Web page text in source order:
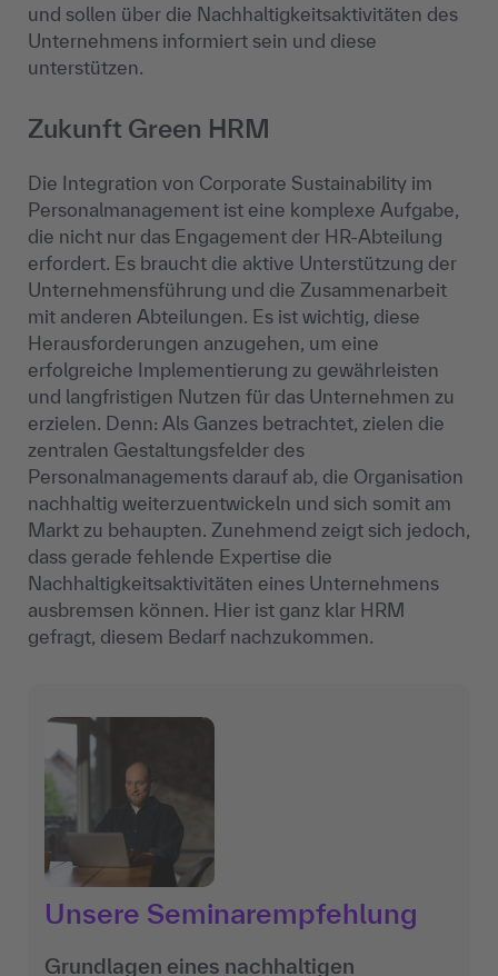
und sollen über die Nachhaltigkeitsaktivitäten des
Unternehmens informiert sein und diese
unterstützen.
Zukunft Green HRM
Die Integration von Corporate Sustainability im
Personalmanagement ist eine komplexe Aufgabe,
die nicht nur das Engagement der HR-Abteilung
erfordert. Es braucht die aktive Unterstützung der
Unternehmensführung und die Zusammenarbeit
mit anderen Abteilungen. Es ist wichtig, diese
Herausforderungen anzugehen, um eine
erfolgreiche Implementierung zu gewährleisten
und langfristigen Nutzen für das Unternehmen zu
erzielen. Denn: Als Ganzes betrachtet, zielen die
zentralen Gestaltungsfelder des
Personalmanagements darauf ab, die Organisation
nachhaltig weiterzuentwickeln und sich somit am
Markt zu behaupten. Zunehmend zeigt sich jedoch,
dass gerade fehlende Expertise die
Nachhaltigkeitsaktivitäten eines Unternehmens
ausbremsen können. Hier ist ganz klar HRM
gefragt, diesem Bedarf nachzukommen.
Unsere Seminarempfehlung
Grundlagen eines nachhaltigen